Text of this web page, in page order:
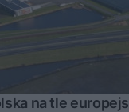
na tle